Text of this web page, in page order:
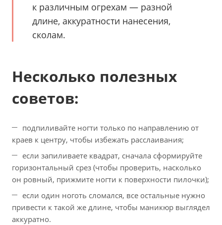
к различным огрехам — разной
длине, аккуратности нанесения,
сколам.
Несколько полезных
советов:
подпиливайте ногти только по направлению от
краев к центру, чтобы избежать расслаивания;
если запиливаете квадрат, сначала сформируйте
горизонтальный срез (чтобы проверить, насколько
он ровный, прижмите ногти к поверхности пилочки);
если один ноготь сломался, все остальные нужно
привести к такой же длине, чтобы маникюр выглядел
аккуратно.